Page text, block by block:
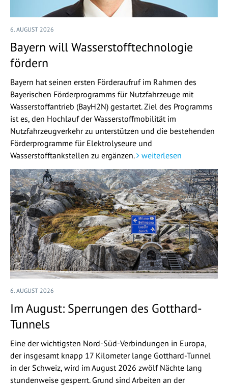
6. AUGUST 2026
Bayern will Wasserstofftechnologie
fördern
Bayern hat seinen ersten Förderaufruf im Rahmen des
Bayerischen Förderprogramms für Nutzfahrzeuge mit
Wasserstoffantrieb (BayH2N) gestartet. Ziel des Programms
ist es, den Hochlauf der Wasserstoffmobilität im
Nutzfahrzeugverkehr zu unterstützen und die bestehenden
Förderprogramme für Elektrolyseure und
Wasserstofftankstellen zu ergänzen.
weiterlesen
6. AUGUST 2026
Im August: Sperrungen des Gotthard-
Tunnels
Eine der wichtigsten Nord-Süd-Verbindungen in Europa,
der insgesamt knapp 17 Kilometer lange Gotthard-Tunnel
in der Schweiz, wird im August 2026 zwölf Nächte lang
stundenweise gesperrt. Grund sind Arbeiten an der